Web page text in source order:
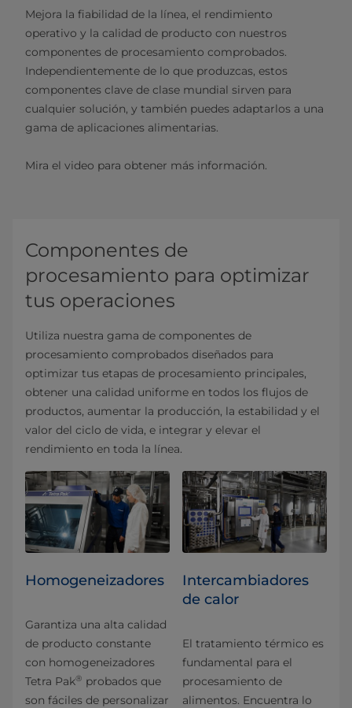
Mejora la fiabilidad de la línea, el rendimiento
operativo y la calidad de producto con nuestros
componentes de procesamiento comprobados.
Independientemente de lo que produzcas, estos
componentes clave de clase mundial sirven para
cualquier solución, y también puedes adaptarlos a una
gama de aplicaciones alimentarias.
Mira el video para obtener más información.
Componentes de
procesamiento para optimizar
tus operaciones
Utiliza nuestra gama de componentes de
procesamiento comprobados diseñados para
optimizar tus etapas de procesamiento principales,
obtener una calidad uniforme en todos los flujos de
productos, aumentar la producción, la estabilidad y el
valor del ciclo de vida, e integrar y elevar el
rendimiento en toda la línea.
Homogeneizadores
Garantiza una alta calidad
de producto constante
con homogeneizadores
Tetra Pak® probados que
son fáciles de personalizar
Intercambiadores
de calor
El tratamiento térmico es
fundamental para el
procesamiento de
alimentos. Encuentra lo